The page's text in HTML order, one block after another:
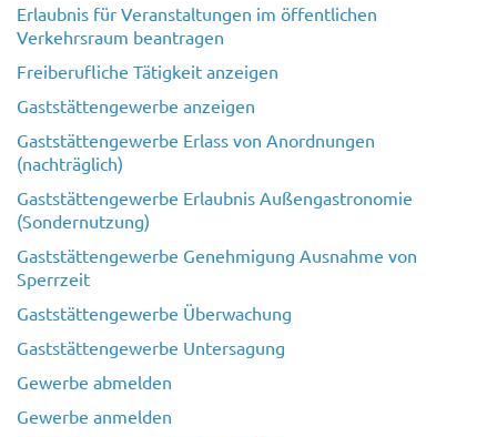
Erlaubnis für Veranstaltungen im öffentlichen
Verkehrsraum beantragen
Freiberufliche Tätigkeit anzeigen
Gaststättengewerbe anzeigen
Gaststättengewerbe Erlass von Anordnungen
(nachträglich)
Gaststättengewerbe Erlaubnis Außengastronomie
(Sondernutzung)
Gaststättengewerbe Genehmigung Ausnahme von
Sperrzeit
Gaststättengewerbe Überwachung
Gaststättengewerbe Untersagung
Gewerbe abmelden
Gewerbe anmelden